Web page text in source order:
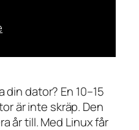
din dator? En 10–15
är inte skräp. Den
år till. Med Linux får